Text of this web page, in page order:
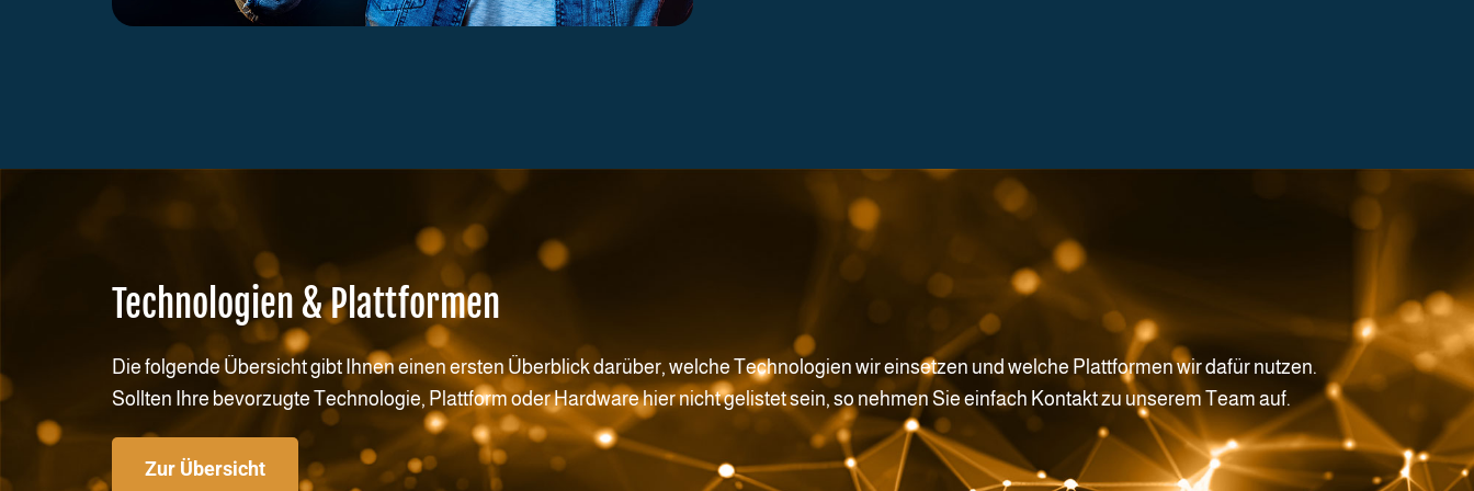
Technologien & Plattformen
Die folgende Übersicht gibt Ihnen einen ersten Überblick darüber, welche Technologien wir einsetzen und welche Plattformen wir dafür nutzen.
Sollten Ihre bevorzugte Technologie, Plattform oder Hardware hier nicht gelistet sein, so nehmen Sie einfach Kontakt zu unserem Team auf.
Zur Übersicht